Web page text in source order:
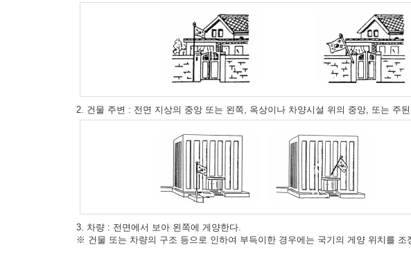
2. 건물 주변 : 전면 지상의 중앙 또는 왼쪽, 옥상이나 차양시설 위의 중앙, 또는 주
3. 차량 : 전면에서 보아 왼쪽에 게양한다.
※ 건물 또는 차량의 구조 등으로 인하여 부득이한 경우에는 국기의 게양 위치를 조